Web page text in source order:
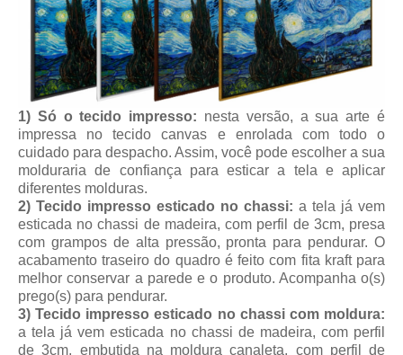
1) Só o tecido impresso: nesta versão, a sua arte é
impressa no tecido canvas e enrolada com todo o
cuidado para despacho. Assim, você pode escolher a sua
molduraria de confiança para esticar a tela e aplicar
diferentes molduras.
2) Tecido impresso esticado no chassi: a tela já vem
esticada no chassi de madeira, com perfil de 3cm, presa
com grampos de alta pressão, pronta para pendurar. O
acabamento traseiro do quadro é feito com fita kraft para
melhor conservar a parede e o produto. Acompanha o(s)
prego(s) para pendurar.
3) Tecido impresso esticado no chassi com moldura:
a tela já vem esticada no chassi de madeira, com perfil
de 3cm, embutida na moldura canaleta, com perfil de